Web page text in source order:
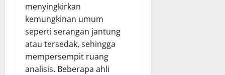
menyingkirkan
kemungkinan umum
seperti serangan jantung
atau tersedak, sehingga
mempersempit ruang
analisis. Beberapa ahli